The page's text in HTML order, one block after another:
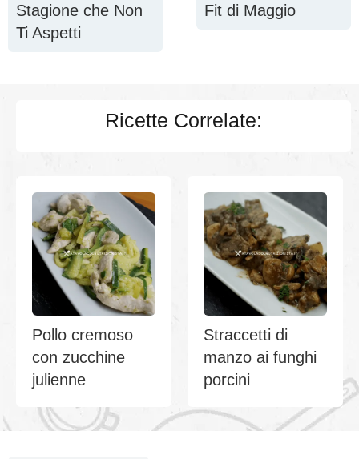
Stagione che Non
Ti Aspetti
Fit di Maggio
Ricette Correlate:
Pollo cremoso
con zucchine
julienne
Straccetti di
manzo ai funghi
porcini